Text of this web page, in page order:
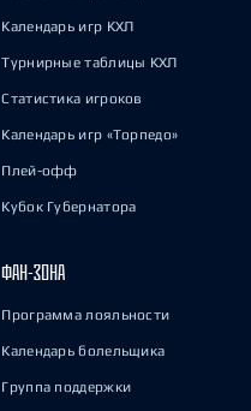
Календарь игр КХЛ
Турнирные таблицы КХЛ
Статистика игроков
Календарь игр «Торпедо»
Плей-офф
Кубок Губернатора
ФАН-ЗОНА
Программа лояльности
Календарь болельщика
Группа поддержки